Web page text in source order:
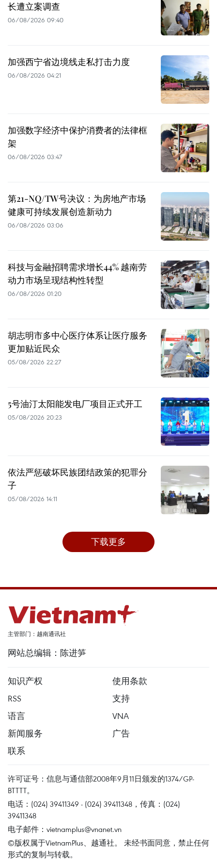
长遭立案调查
06/08/2026 09:40
加强西宁省边境线走私打击力度
06/08/2026 04:21
加强数字经济中保护消费者的法律框
架
06/08/2026 03:47
第21-NQ/TW号决议：为房地产市场
健康可持续发展创造新动力
06/08/2026 03:06
科技与金融招聘需求增长44% 越南劳
动力市场呈现结构性转型
06/08/2026 01:20
胡志明市多中心医疗体系让医疗服务
更加贴近民众
05/08/2026 22:27
5号油汀太阳能发电厂项目正式开工
05/08/2026 20:23
依法严惩破坏民族团结政策的犯罪分
子
05/08/2026 14:11
下载更多
主管部门：越南通讯社
网站总编辑：陈进笋
知识产权
使用条款
RSS
支持
语言
VNA
新闻服务
广告
联系
许可证号：信息与通信部2008年9月11日颁发的1374/GP-
BTTTT。
电话：(024) 39411349 - (024) 39411348，传真：(024)
39411348
电子邮件： vietnamplus@vnanet.vn
©版权属于VietnamPlus、越通社。 未经书面同意，禁止任何
形式的复制与转载。